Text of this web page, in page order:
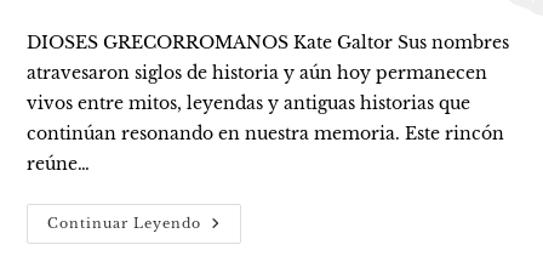
DIOSES GRECORROMANOS Kate Galtor Sus nombres
atravesaron siglos de historia y aún hoy permanecen
vivos entre mitos, leyendas y antiguas historias que
continúan resonando en nuestra memoria. Este rincón
reúne…
Continuar Leyendo Dioses